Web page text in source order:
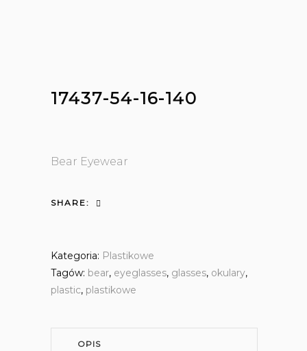
17437-54-16-140
Bear Eyewear
SHARE:
Kategoria: Plastikowe
Tagów: bear, eyeglasses, glasses, okulary,
plastic, plastikowe
OPIS